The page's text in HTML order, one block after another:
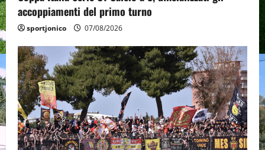
accoppiamenti del primo turno
sportjonico 07/08/2026